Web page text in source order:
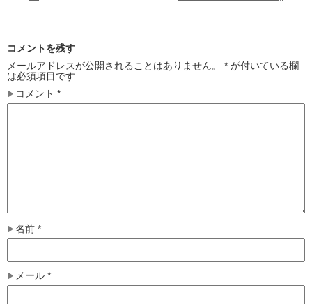
コメントを残す
メールアドレスが公開されることはありません。
* が付いている欄
は必須項目です
コメント *
名前 *
メール *